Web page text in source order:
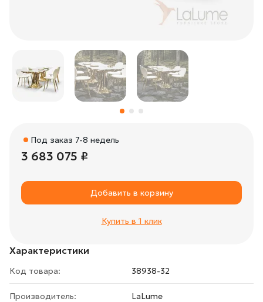
Характеристики
Код товара: 38938-32
Производитель: LaLume
Под заказ 7-8 недель
3 683 075 ₽
Добавить в корзину
Купить в 1 клик